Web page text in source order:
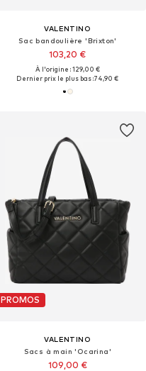
VALENTINO
Sac bandoulière 'Brixton'
103,20 €
À l'origine : 129,00 €
Dernier prix le plus bas :74,90 €
PROMOS
VALENTINO
Sacs à main 'Ocarina'
109,00 €